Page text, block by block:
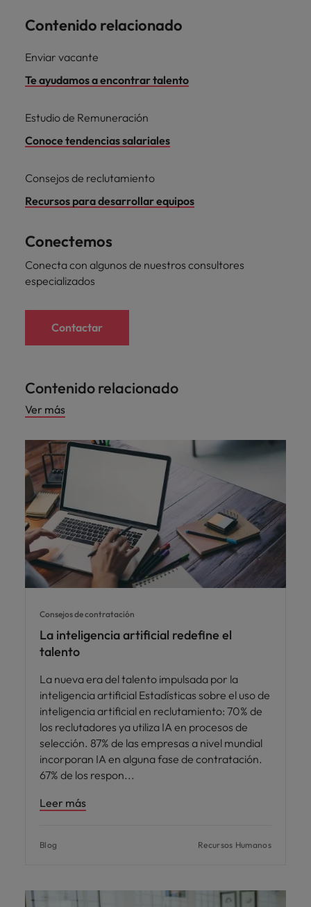
Contenido relacionado
Enviar vacante
Te ayudamos a encontrar talento
Estudio de Remuneración
Conoce tendencias salariales
Consejos de reclutamiento
Recursos para desarrollar equipos
Conectemos
Conecta con algunos de nuestros consultores
especializados
Contactar
Contenido relacionado
Ver más
Consejos de contratación
La inteligencia artificial redefine el
talento
La nueva era del talento impulsada por la
inteligencia artificial Estadísticas sobre el uso de
inteligencia artificial en reclutamiento: 70% de
los reclutadores ya utiliza IA en procesos de
selección. 87% de las empresas a nivel mundial
incorporan IA en alguna fase de contratación.
67% de los respon
Leer más
Blog Recursos Humanos